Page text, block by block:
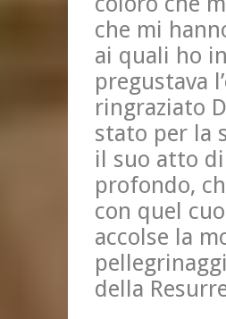
che mi
ai quali ho
pregustava
ringraziato
stato per la
il suo atto
profondo,
con quel
accolse la
della